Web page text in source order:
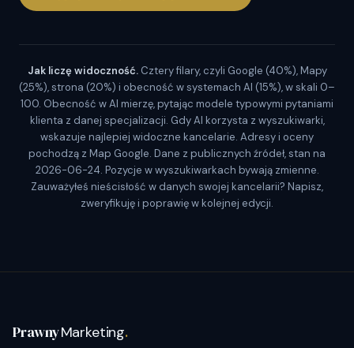
Jak liczę widoczność.Cztery filary, czyli Google (40%), Mapy
(25%), strona (20%) i obecność w systemach AI (15%), w skali 0–
100. Obecność w AI mierzę, pytając modele typowymi pytaniami
klienta z danej specjalizacji. Gdy AI korzysta z wyszukiwarki,
wskazuje najlepiej widoczne kancelarie. Adresy i oceny
pochodzą z Map Google. Dane z publicznych źródeł, stan na
2026-06-24. Pozycje w wyszukiwarkach bywają zmienne.
Zauważyłeś nieścisłość w danych swojej kancelarii? Napisz,
zweryfikuję i poprawię w kolejnej edycji.
PrawnyMarketing.